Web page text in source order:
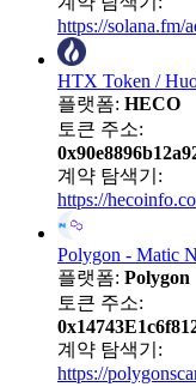
https://
HTX Token /
플랫폼: HECO
토큰 주소:
계약 탐색기:
https://
Polygon - Matic
플랫폼: Polygon
토큰 주소:
계약 탐색기:
https://